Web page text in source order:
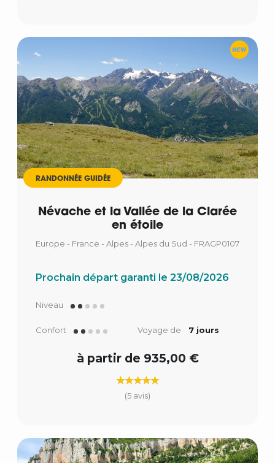
RANDONNÉE GUIDÉE
Névache et la Vallée de la Clarée
en étoile
Europe - France - Alpes - Alpes du Sud - FRAGP0107
Prochain départ garanti le 23/08/2026
Niveau
Confort Voyage de 7 jours
à partir de 935,00 €
(5 avis)